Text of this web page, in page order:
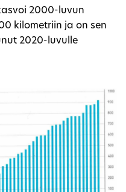
2000-luvun
kilometriin ja on sen
2020-luvulle